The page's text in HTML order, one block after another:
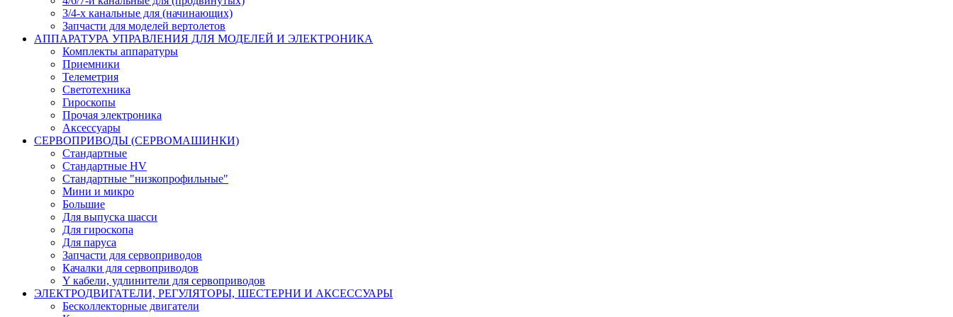
3/4-х канальные для (начинающих)
Запчасти для моделей вертолетов
АППАРАТУРА УПРАВЛЕНИЯ ДЛЯ МОДЕЛЕЙ И ЭЛЕКТРОНИКА
Комплекты аппаратуры
Приемники
Телеметрия
Светотехника
Гироскопы
Прочая электроника
Аксессуары
СЕРВОПРИВОДЫ (СЕРВОМАШИНКИ)
Стандартные
Стандартные HV
Стандартные "низкопрофильные"
Мини и микро
Большие
Для выпуска шасси
Для гироскопа
Для паруса
Запчасти для сервоприводов
Качалки для сервоприводов
Y кабели, удлинители для сервоприводов
ЭЛЕКТРОДВИГАТЕЛИ, РЕГУЛЯТОРЫ, ШЕСТЕРНИ И АКСЕССУАРЫ
Бесколлекторные двигатели